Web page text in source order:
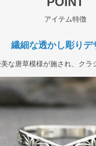
アイテム特徴
繊細な透かし彫りデ
な唐草模様が施され、クラ